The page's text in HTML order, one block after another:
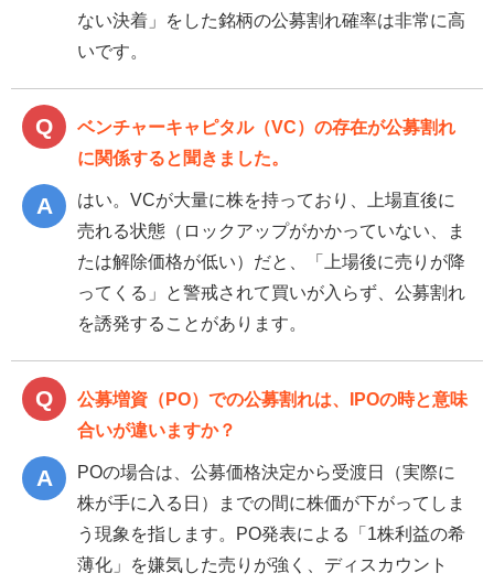
ない決着」をした銘柄の公募割れ確率は非常に高
いです。
ベンチャーキャピタル（VC）の存在が公募割れ
に関係すると聞きました。
はい。VCが大量に株を持っており、上場直後に
売れる状態（ロックアップがかかっていない、ま
たは解除価格が低い）だと、「上場後に売りが降
ってくる」と警戒されて買いが入らず、公募割れ
を誘発することがあります。
公募増資（PO）での公募割れは、IPOの時と意味
合いが違いますか？
POの場合は、公募価格決定から受渡日（実際に
株が手に入る日）までの間に株価が下がってしま
う現象を指します。PO発表による「1株利益の希
薄化」を嫌気した売りが強く、ディスカウント